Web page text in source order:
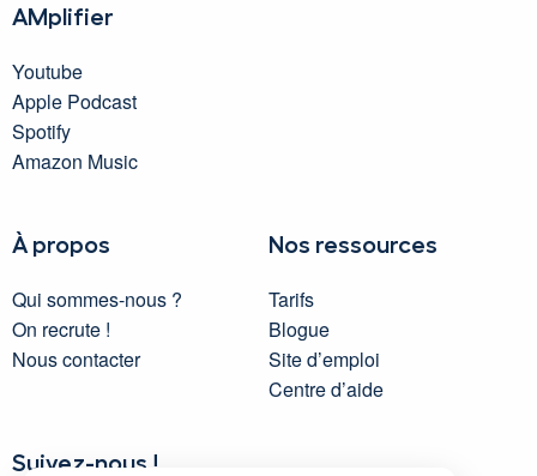
AMplifier
Youtube
Apple Podcast
Spotify
Amazon Music
À propos
Qui sommes-nous ?
On recrute !
Nous contacter
Nos ressources
Tarifs
Blogue
Site d’emploi
Centre d’aide
Suivez-nous !